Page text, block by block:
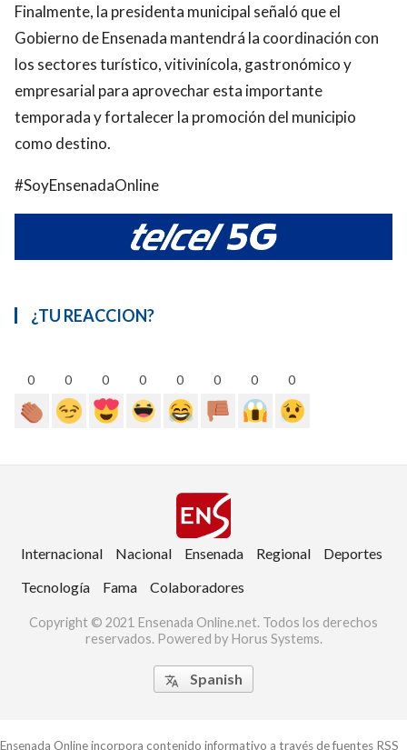
Finalmente, la presidenta municipal señaló que el
Gobierno de Ensenada mantendrá la coordinación con
los sectores turístico, vitivinícola, gastronómico y
empresarial para aprovechar esta importante
temporada y fortalecer la promoción del municipio
como destino.
#SoyEnsenadaOnline
¿TU REACCION?
0 0 0 0 0 0 0 0
Internacional Nacional Ensenada Regional
Deportes
Tecnología
Fama Colaboradores
Copyright © 2021 Ensenada Online.net. Todos los derechos
reservados. Powered by Horus Systems.
 Spanish
Ensenada Online incorpora contenido informativo a través de fuentes RSS